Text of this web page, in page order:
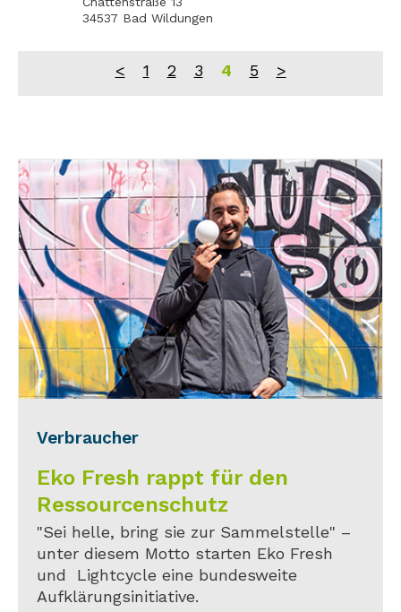
34537 Bad Wildungen
< 1 2 3 4 5 >
Verbraucher
Eko Fresh rappt für den
Ressourcenschutz
"Sei helle, bring sie zur Sammelstelle" –
unter diesem Motto starten Eko Fresh
und Lightcycle eine bundesweite
Aufklärungsinitiative.